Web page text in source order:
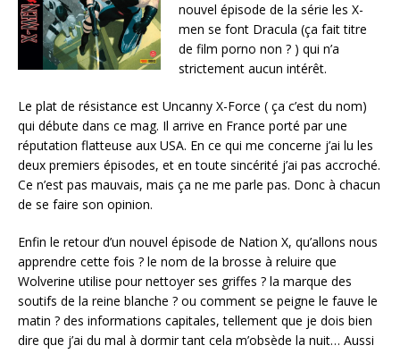
nouvel épisode de la série les X-
men se font Dracula (ça fait titre
de film porno non ? ) qui n’a
strictement aucun intérêt.
Le plat de résistance est Uncanny X-Force ( ça c’est du nom)
qui débute dans ce mag. Il arrive en France porté par une
réputation flatteuse aux USA. En ce qui me concerne j’ai lu les
deux premiers épisodes, et en toute sincérité j’ai pas accroché.
Ce n’est pas mauvais, mais ça ne me parle pas. Donc à chacun
de se faire son opinion.
Enfin le retour d’un nouvel épisode de Nation X, qu’allons nous
apprendre cette fois ? le nom de la brosse à reluire que
Wolverine utilise pour nettoyer ses griffes ? la marque des
soutifs de la reine blanche ? ou comment se peigne le fauve le
matin ? des informations capitales, tellement que je dois bien
dire que j’ai du mal à dormir tant cela m’obsède la nuit… Aussi